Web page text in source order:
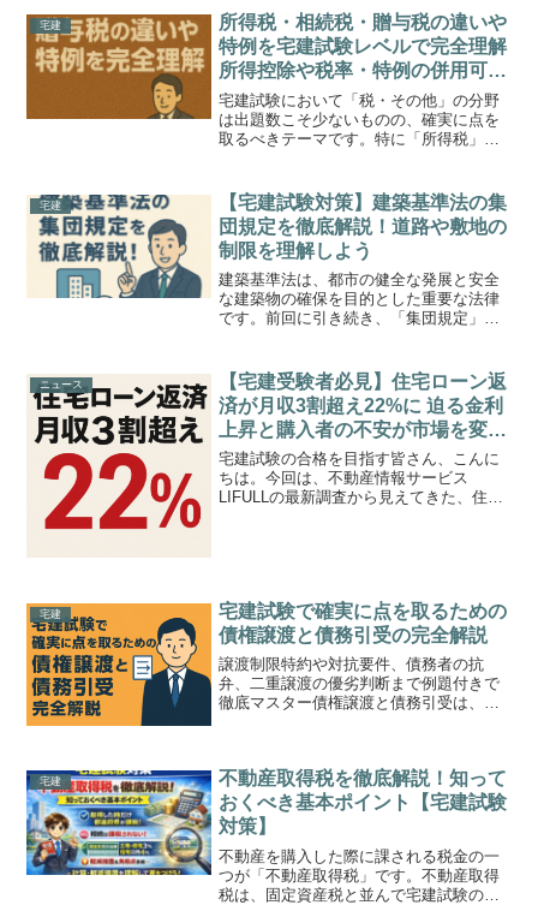
宅建
所得税・相続税・贈与税の違いや
特例を宅建試験レベルで完全理解
所得控除や税率・特例の併用可否
まで徹底解説
宅建試験において「税・その他」の分野
は出題数こそ少ないものの、確実に点を
取るべきテーマです。特に「所得税」
整理が欠かせません。本記事では、税の
基礎構造から、譲渡所得税の...
宅建
【宅建試験対策】建築基準法の集
団規定を徹底解説！道路や敷地の
制限を理解しよう
建築基準法は、都市の健全な発展と安全
な建築物の確保を目的とした重要な法律
です。前回に引き続き、「集団規定」に
を定めており、宅建試験でも頻出のテー
マです。今回は「「道路と...
ニュース
【宅建受験者必見】住宅ローン返
済が月収3割超え22%に 迫る金利
上昇と購入者の不安が市場を変え
る
宅建試験の合格を目指す皆さん、こんに
ちは。今回は、不動産情報サービス
LIFULLの最新調査から見えてきた、住宅
宅建
宅建試験で確実に点を取るための
債権譲渡と債務引受の完全解説
譲渡制限特約や対抗要件、債務者の抗
弁、二重譲渡の優劣判断まで例題付きで
徹底マスター債権譲渡と債務引受は、宅
の正確さが問われます。本記...
宅建
不動産取得税を徹底解説！知って
おくべき基本ポイント【宅建試験
対策】
不動産を購入した際に課される税金の一
つが「不動産取得税」です。不動産取得
税は、固定資産税と並んで宅建試験の頻